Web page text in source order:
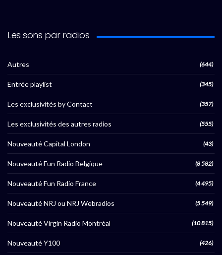
Les sons par radios
Autres (644)
Entrée playlist (345)
Les exclusivités by Contact (357)
Les exclusivités des autres radios (555)
Nouveauté Capital London (43)
Nouveauté Fun Radio Belgique (8 582)
Nouveauté Fun Radio France (4 495)
Nouveauté NRJ ou NRJ Webradios (5 549)
Nouveauté Virgin Radio Montréal (10 815)
Nouveauté Y100 (426)